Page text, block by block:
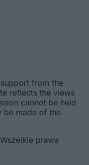
from the
reflects the views
cannot be held
be made of the
prawa